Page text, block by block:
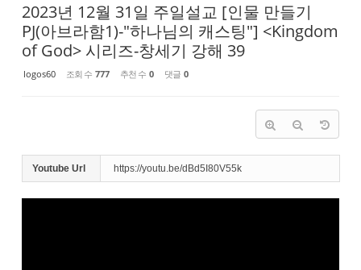
2023년 12월 31일 주일설교 [인물 만들기
PJ(아브라함1)-"하나님의 캐스팅"] <Kingdom
of God> 시리즈-창세기 강해 39
logos60 조회 수 777 추천 수 0 댓글 0
Youtube Url https://youtu.be/dBd5I80V55k